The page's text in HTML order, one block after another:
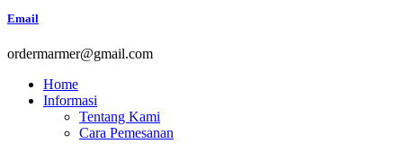
Email
ordermarmer@gmail.com
Home
Informasi
Tentang Kami
Cara Pemesanan